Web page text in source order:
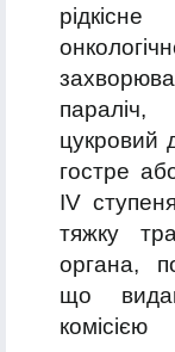
цукровий
гостре
IV
тяжку
органа,
що